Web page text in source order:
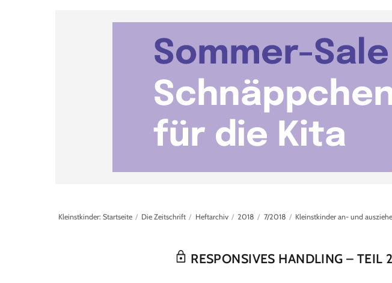
Kleinstkinder: Startseite Die Zeitschrift Heftarchiv 2018 7/2018 Kleinstkinder an- und
RESPONSIVES HANDLING – TEIL 2